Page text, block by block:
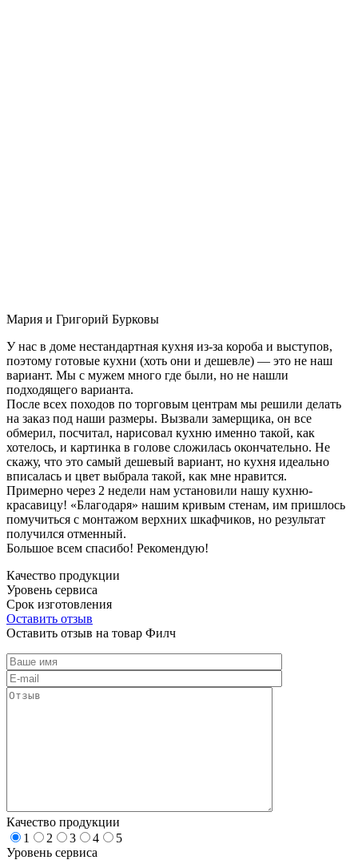
Мария и Григорий Бурковы
У нас в доме нестандартная кухня из-за короба и выступов,
поэтому готовые кухни (хоть они и дешевле) — это не наш
вариант. Мы с мужем много где были, но не нашли
подходящего варианта.
После всех походов по торговым центрам мы решили делать
на заказ под наши размеры. Вызвали замерщика, он все
обмерил, посчитал, нарисовал кухню именно такой, как
хотелось, и картинка в голове сложилась окончательно. Не
скажу, что это самый дешевый вариант, но кухня идеально
вписалась и цвет выбрала такой, как мне нравится.
Примерно через 2 недели нам установили нашу кухню-
красавицу! «Благодаря» нашим кривым стенам, им пришлось
помучиться с монтажом верхних шкафчиков, но результат
получился отменный.
Большое всем спасибо! Рекомендую!
Качество продукции
Уровень сервиса
Срок изготовления
Оставить отзыв
Оставить отзыв на товар Филч
Качество продукции
1
2 3 4
5
Уровень сервиса